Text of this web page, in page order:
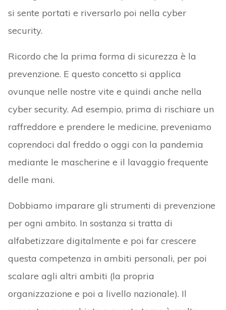
si sente portati e riversarlo poi nella cyber
security.
Ricordo che la prima forma di sicurezza è la
prevenzione. E questo concetto si applica
ovunque nelle nostre vite e quindi anche nella
cyber security. Ad esempio, prima di rischiare un
raffreddore e prendere le medicine, preveniamo
coprendoci dal freddo o oggi con la pandemia
mediante le mascherine e il lavaggio frequente
delle mani.
Dobbiamo imparare gli strumenti di prevenzione
per ogni ambito. In sostanza si tratta di
alfabetizzare digitalmente e poi far crescere
questa competenza in ambiti personali, per poi
scalare agli altri ambiti (la propria
organizzazione e poi a livello nazionale). Il